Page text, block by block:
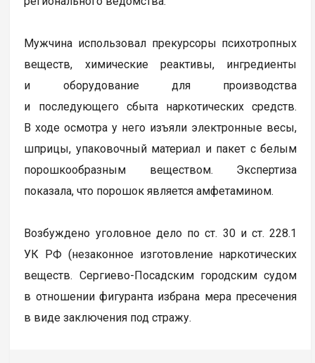
Мужчина использовал прекурсоры психотропных
веществ, химические реактивы, ингредиенты
и оборудование для производства
и последующего сбыта наркотических средств.
В ходе осмотра у него изъяли электронные весы,
шприцы, упаковочный материал и пакет с белым
порошкообразным веществом. Экспертиза
показала, что порошок является амфетамином.
Возбуждено уголовное дело по ст. 30 и ст. 228.1
УК РФ (незаконное изготовление наркотических
веществ. Сергиево-Посадским городским судом
в отношении фигуранта избрана мера пресечения
в виде заключения под стражу.